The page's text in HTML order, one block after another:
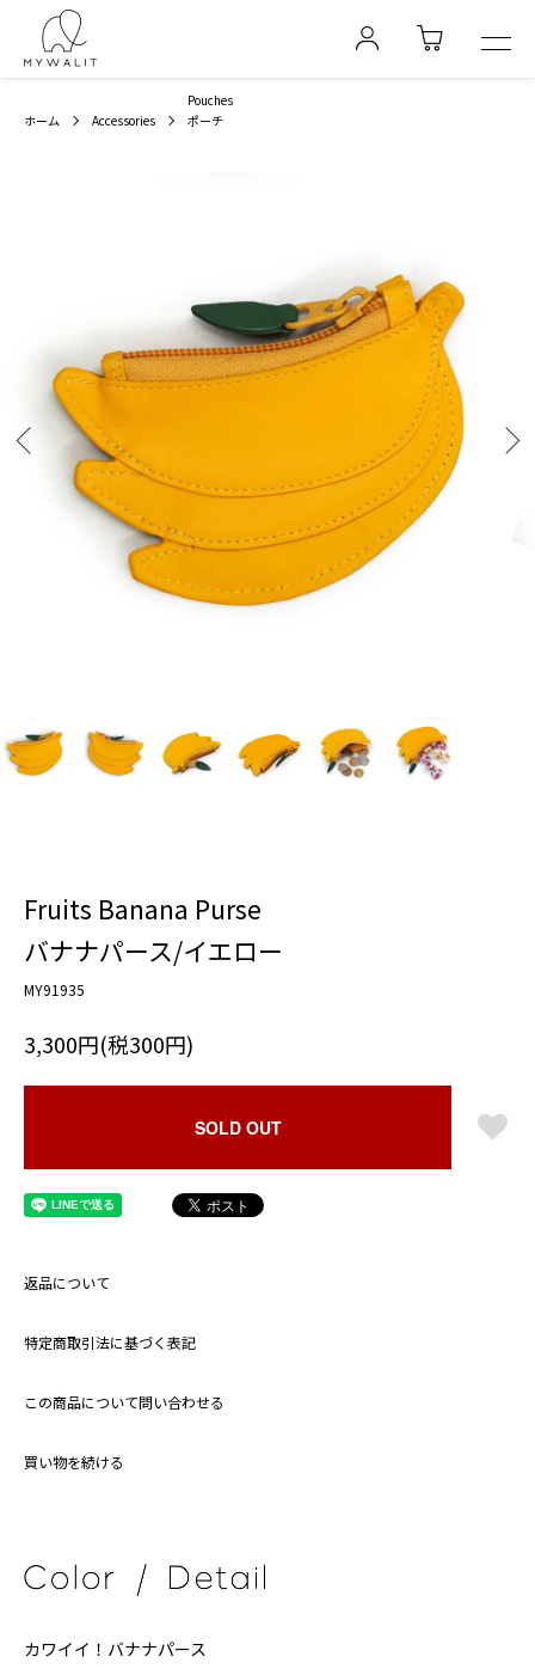
ホーム Accessories
Pouches
ポーチ
Fruits Banana Purse
バナナパース/イエロー
MY91935
3,300円(税300円)
SOLD OUT
返品について
特定商取引法に基づく表記
この商品について問い合わせる
買い物を続ける
カワイイ！バナナパース